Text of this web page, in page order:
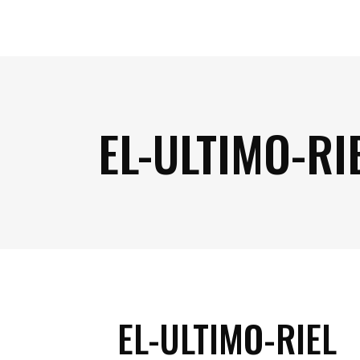
EL-ULTIMO-
EL-ULTIMO-RIEL